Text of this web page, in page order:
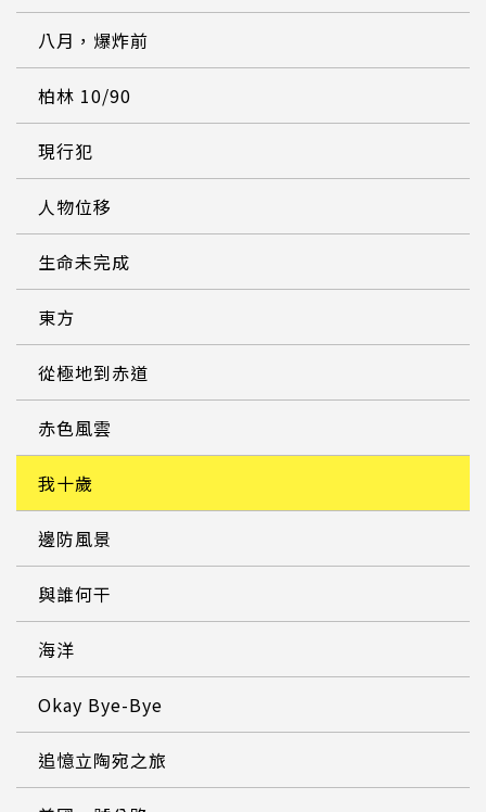
八月，爆炸前
柏林 10/90
現行犯
人物位移
生命未完成
東方
從極地到赤道
赤色風雲
我十歲
邊防風景
與誰何干
海洋
Okay Bye-Bye
追憶立陶宛之旅